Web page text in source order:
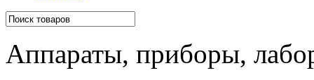
Аппараты, приборы,